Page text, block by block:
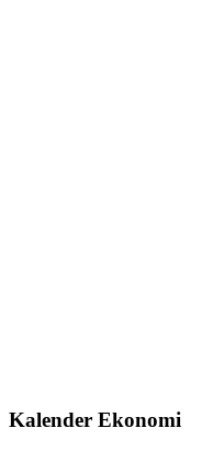
Kalender Ekonomi